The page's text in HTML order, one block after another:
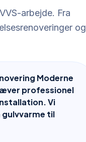
arbejde. Fra
og
Moderne
professionel
Vi
til